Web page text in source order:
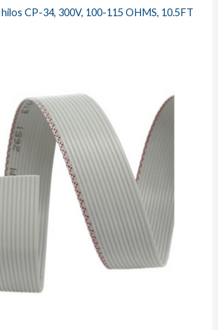
CP-34, 300V, 100-115 OHMS, 10.5FT